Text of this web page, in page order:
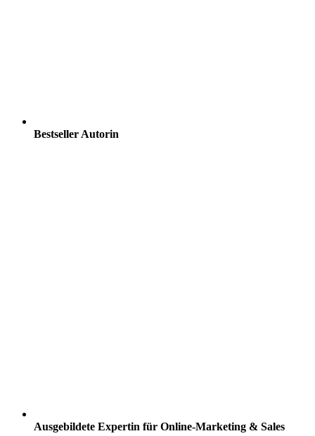
Bestseller Autorin
Ausgebildete Expertin für Online-Marketing & Sales